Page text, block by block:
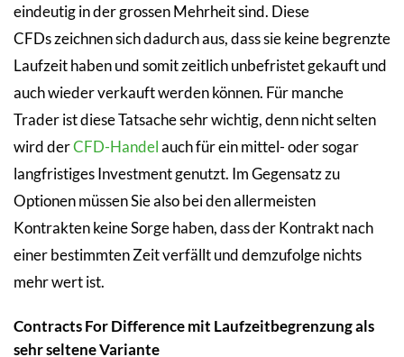
eindeutig in der grossen Mehrheit sind. Diese
CFDs zeichnen sich dadurch aus, dass sie keine begrenzte
Laufzeit haben und somit zeitlich unbefristet gekauft und
auch wieder verkauft werden können. Für manche
Trader ist diese Tatsache sehr wichtig, denn nicht selten
wird derCFD-Handelauch für ein mittel- oder sogar
langfristiges Investment genutzt. Im Gegensatz zu
Optionen müssen Sie also bei den allermeisten
Kontrakten keine Sorge haben, dass der Kontrakt nach
einer bestimmten Zeit verfällt und demzufolge nichts
mehr wert ist.
Contracts For Difference mit Laufzeitbegrenzung als
sehr seltene Variante